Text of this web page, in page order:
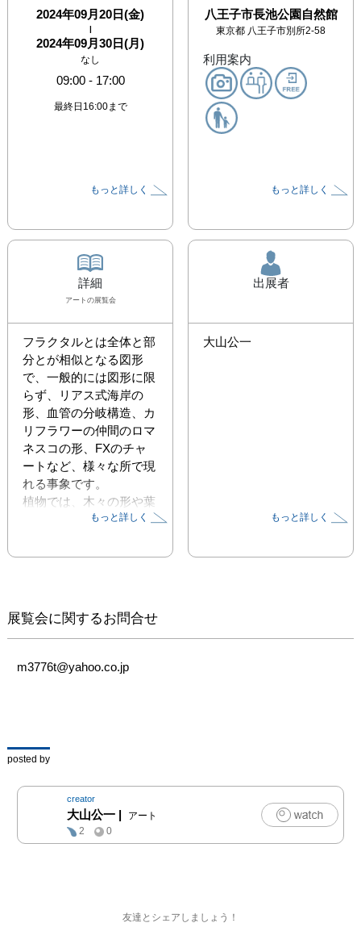
2024年09月20日(金)
|
2024年09月30日(月)
なし
09:00- 17:00
最終日16:00まで
もっと詳しく
八王子市長池公園自然館
東京都 八王子市別所2-58
利用案内
もっと詳しく
詳細
アート の展覧会
フラクタルとは全体と部
分とが相似となる図形
で、一般的には図形に限
らず、リアス式海岸の
形、血管の分岐構造、カ
リフラワーの仲間のロマ
ネスコの形、FXのチャ
ートなど、様々な所で現
れる事象です。
植物では、木々の形や葉
の形、羊歯の葉などに見
ここでは、そんな植物っ
単な算数を使い算出して
描いたものです。
もっと詳しく
出展者
大山公一
もっと詳しく
展覧会に関するお問合せ
m3776t@yahoo.co.jp
posted by
creator
大山公一 |
アート
2
0
友達とシェアしましょう！